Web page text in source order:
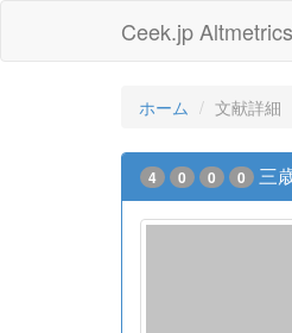
Ceek.jp
ホーム 文献詳細
4 0 0 0 三